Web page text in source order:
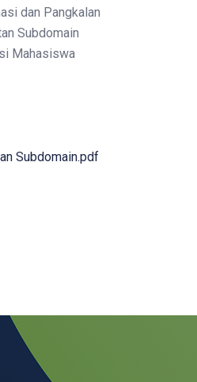
dan Pangkalan
Subdomain
Mahasiswa
Subdomain.pdf